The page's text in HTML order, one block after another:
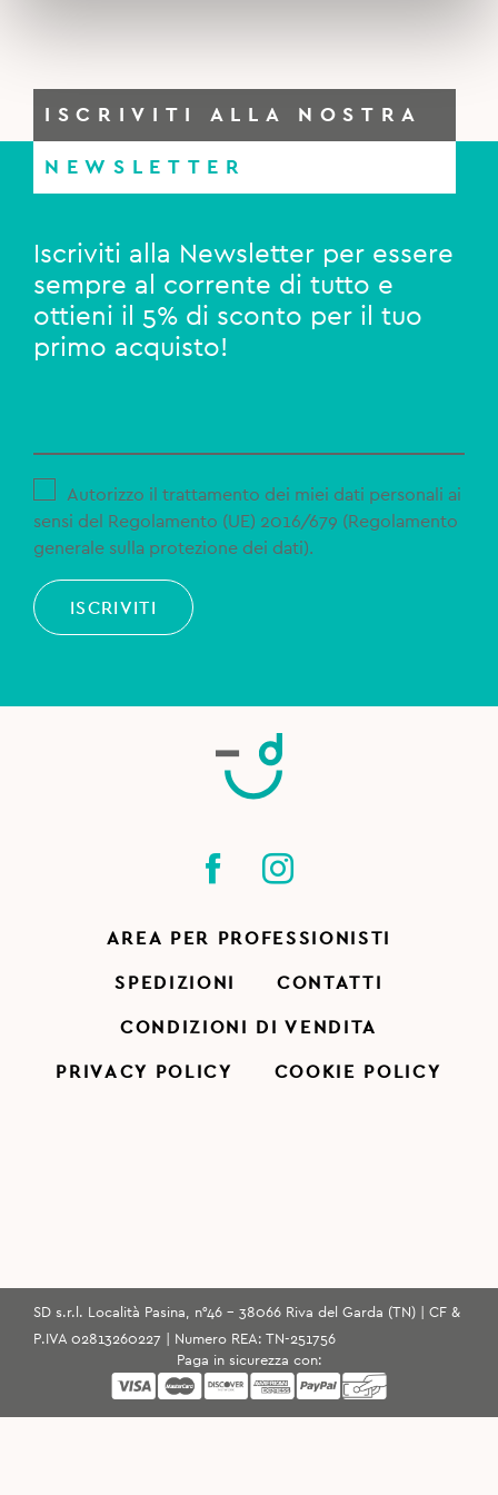
ISCRIVITI ALLA NOSTRA
NEWSLETTER
Iscriviti alla Newsletter per essere
sempre al corrente di tutto e
ottieni il 5% di sconto per il tuo
primo acquisto!
Autorizzo il trattamento dei miei dati personali ai
sensi del Regolamento (UE) 2016/679 (Regolamento
generale sulla protezione dei dati).
ISCRIVITI
AREA PER PROFESSIONISTI
SPEDIZIONI CONTATTI
CONDIZIONI DI VENDITA
PRIVACY POLICY COOKIE POLICY
SD s.r.l. Località Pasina, n°46 - 38066 Riva del Garda (TN) | CF &
P.IVA 02813260227 | Numero REA: TN-251756
Paga in sicurezza con: